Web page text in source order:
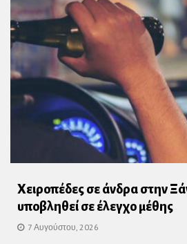
Χειροπέδες σε άνδρα στην
υποβληθεί σε έλεγχο μέθης
7 Αυγούστου, 2026